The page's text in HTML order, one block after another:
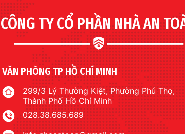
CÔNG TY CỔ PHẦN NHÀ AN
VĂN PHÒNG TP HỒ CHÍ MINH
299/3 Lý Thường Kiệt, Phường Phú Thọ,
Thành Phố Hồ Chí Minh
028.38.685.689